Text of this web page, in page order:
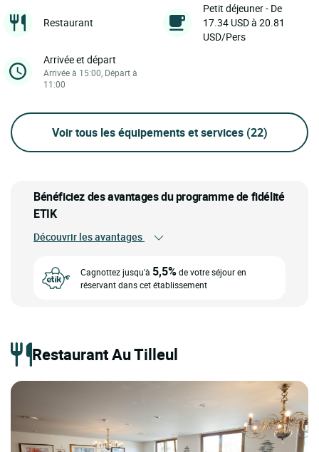
Restaurant
Petit déjeuner - De
17.34 USD à 20.81
USD/Pers
Arrivée et départ
Arrivée à 15:00, Départ à
11:00
Voir tous les équipements et services (22)
Bénéficiez des avantages du programme de fidélité
ETIK
Découvrir les avantages
Cagnottez jusqu'à 5,5%de votre séjour en
réservant dans cet établissement
Restaurant Au Tilleul